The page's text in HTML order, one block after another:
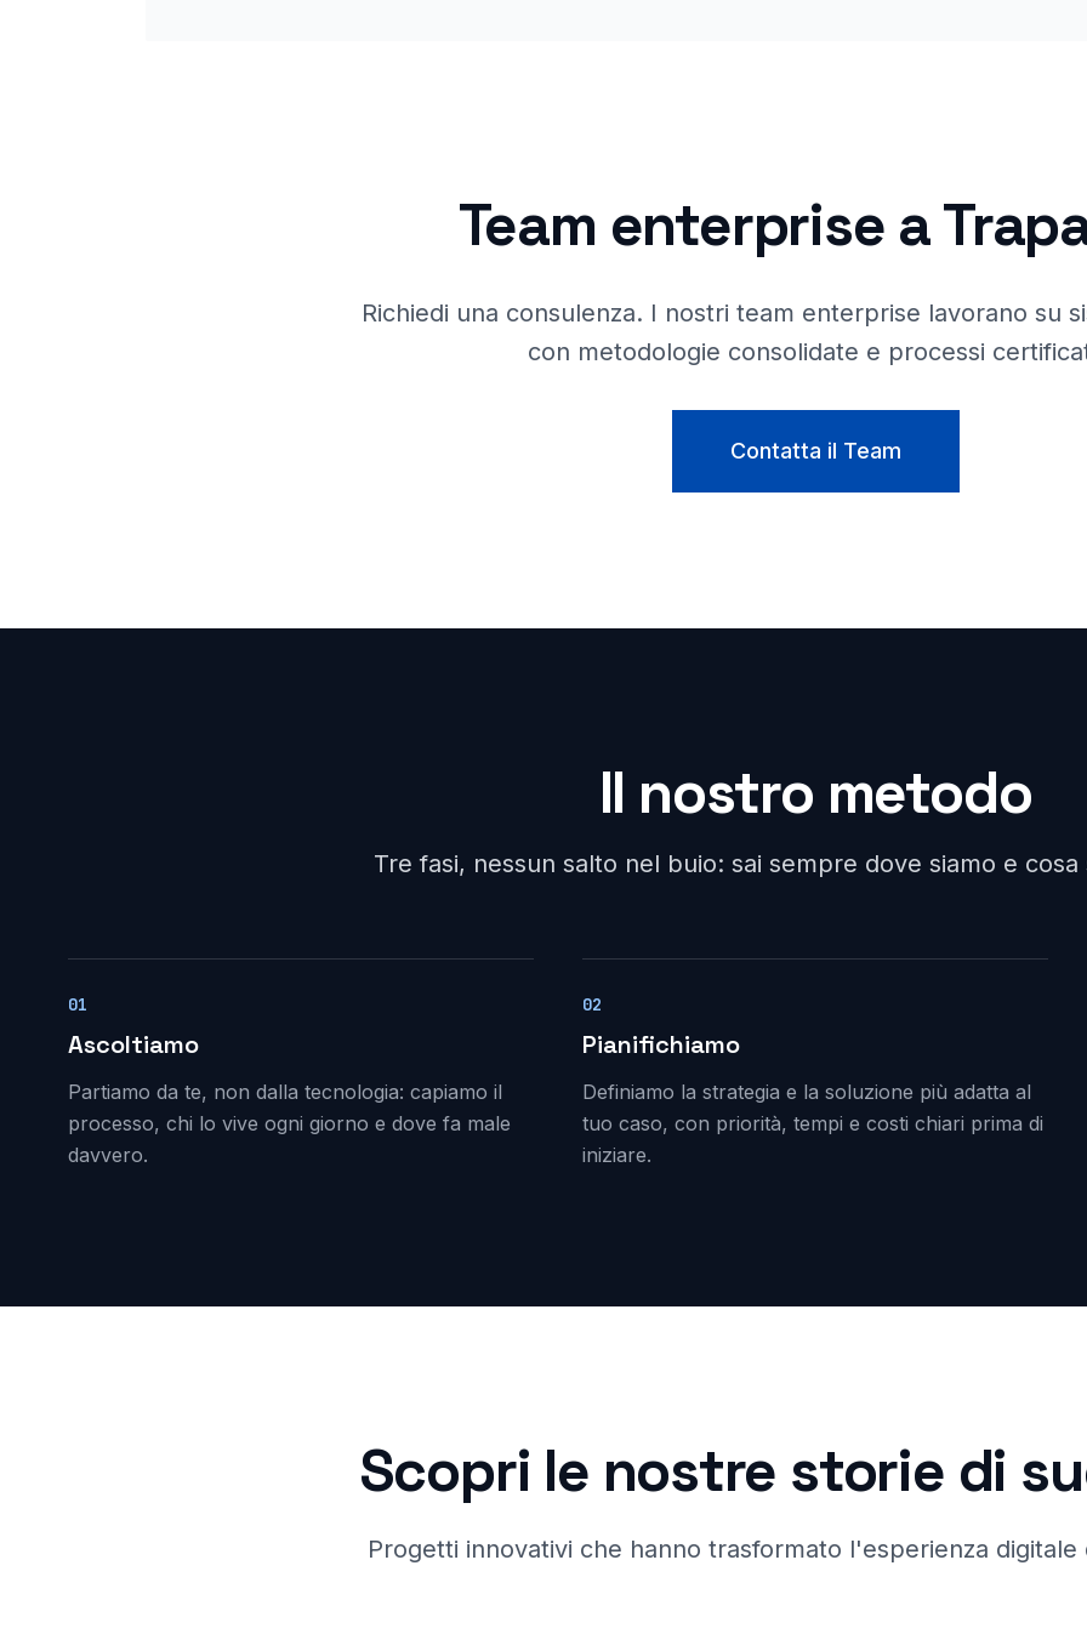
Team enterprise a
Richiedi una consulenza. I nostri team enterprise lavorano su
con metodologie consolidate e processi
Contatta il Team
Il nostro metodo
Tre fasi, nessun salto nel buio: sai sempre dove siamo e
01
Ascoltiamo
Partiamo da te, non dalla tecnologia: capiamo il
processo, chi lo vive ogni giorno e dove fa male
davvero.
02
Pianifichiamo
Definiamo la strategia e la soluzione più adatta al
tuo caso, con priorità, tempi e costi chiari prima di
iniziare.
Scopri le nostre storie di
Progetti innovativi che hanno trasformato l'esperienza digitale